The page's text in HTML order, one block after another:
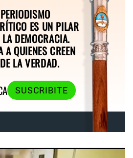
ES UN PILAR
DEMOCRACIA.
A QUIENES CREEN
LA VERDAD.
SUSCRIBITE